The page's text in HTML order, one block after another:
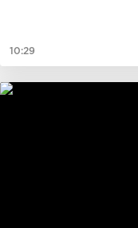
10:29